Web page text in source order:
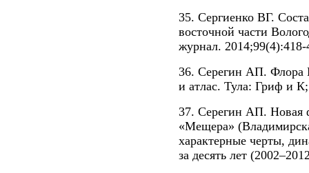
35. Сергиенко ВГ.
восточной части
журнал. 2014;99(4):418-
36. Серегин АП. Флора
и атлас. Тула: Гриф и
37. Серегин АП. Новая
«Мещера»
характерные черты,
за десять лет